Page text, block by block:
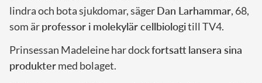
lindra och bota sjukdomar, sägerDan Larhammar, 68,
som ärprofessor i molekylär cellbiologitill TV4.
Prinsessan Madeleine har dockfortsatt lansera sina
produktermed bolaget.